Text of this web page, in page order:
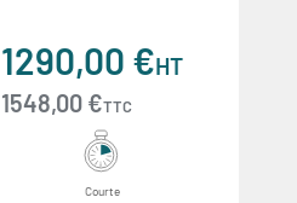
1290,00 €HT
1548,00 €TTC
Courte